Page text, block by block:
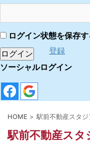
ログイン状態を保存す
登録
ソーシャルログイン
HOME > 駅前不動産スタジ
駅前不動産スタ